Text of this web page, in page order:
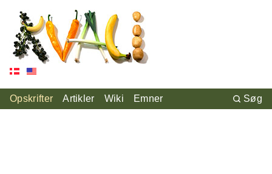
Opskrifter Artikler Wiki Emner Søg